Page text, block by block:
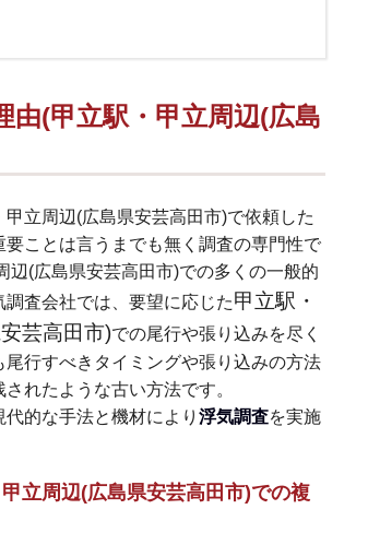
由(甲立駅・甲立周辺(広島
立周辺(広島県安芸高田市)で依頼した
要ことは言うまでも無く調査の専門性で
辺(広島県安芸高田市)での多くの一般的
査会社では、要望に応じた甲立駅・
芸高田市)での尾行や張り込みを尽く
行すべきタイミングや張り込みの方法
れたような古い方法です。
的な手法と機材により 浮気調査を実施
立周辺(広島県安芸高田市)での複